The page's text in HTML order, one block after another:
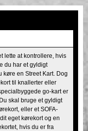
Tokyo Akihabara#1
Tokyo Shibuya
Tokyo Bay
Osaka
lette at kontrollere, hvis
du har et gyldigt
køre en Street Kart. Dog
til knallerter eller
go-kart er
skal bruge et gyldigt
eller et SOFA-
eget kørekort og en
hvis du er fra